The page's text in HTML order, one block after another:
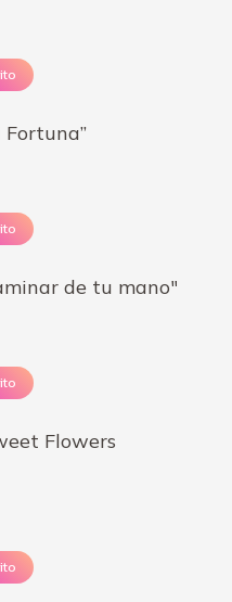
Fortuna”
de tu mano"
Flowers